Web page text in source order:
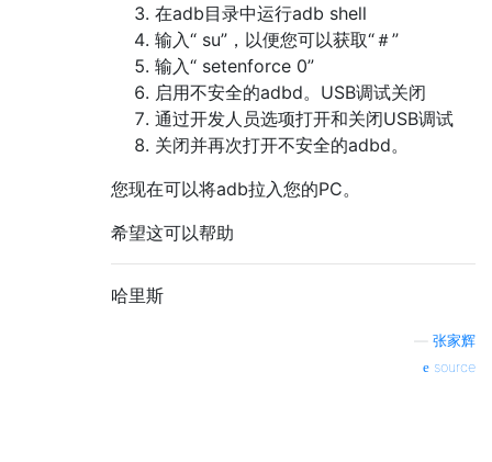
在adb目录中运行adb shell
输入“ su”，以便您可以获取“＃”
输入“ setenforce 0”
启用不安全的adbd。USB调试关闭
通过开发人员选项打开和关闭USB调试
关闭并再次打开不安全的adbd。
您现在可以将adb拉入您的PC。
希望这可以帮助
哈里斯
张家辉
source